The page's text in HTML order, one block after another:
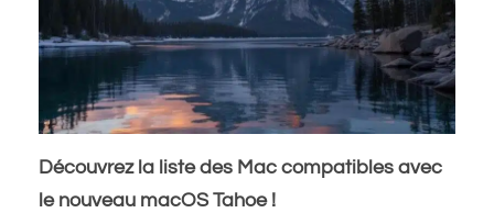
Découvrez la liste des Mac compatibles avec
le nouveau macOS Tahoe !